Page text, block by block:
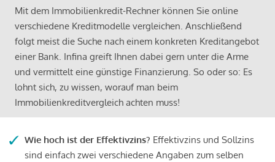
Mit dem Immobilienkredit-Rechner können Sie online
verschiedene Kreditmodelle vergleichen. Anschließend
folgt meist die Suche nach einem konkreten Kreditangebot
einer Bank. Infina greift Ihnen dabei gern unter die Arme
und vermittelt eine günstige Finanzierung. So oder so: Es
lohnt sich, zu wissen, worauf man beim
Immobilienkreditvergleich achten muss!
Wie hoch ist der Effektivzins? Effektivzins und Sollzins
sind einfach zwei verschiedene Angaben zum selben